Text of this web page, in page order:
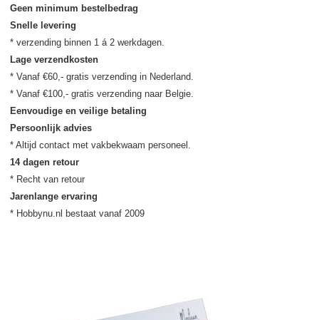
Geen minimum bestelbedrag
Snelle levering
Lage verzendkosten
* Vanaf €60,- gratis verzending in Nederland.
Eenvoudige en veilige betaling
Persoonlijk advies
14 dagen retour
Jarenlange ervaring
* Hobbynu.nl bestaat vanaf 2009